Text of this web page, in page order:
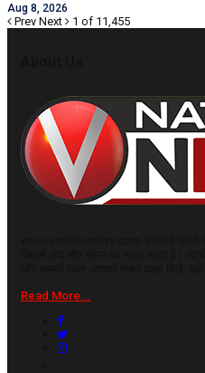
Aug 8, 2026
Prev Next 1 of 11,455
Read More...